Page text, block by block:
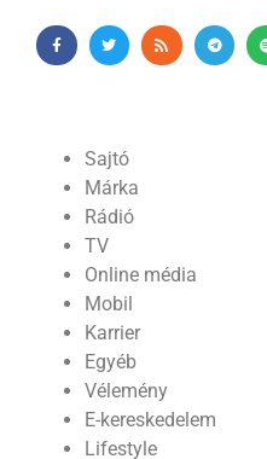
Sajtó
Márka
Rádió
TV
Online média
Mobil
Karrier
Egyéb
Vélemény
E-kereskedelem
Lifestyle